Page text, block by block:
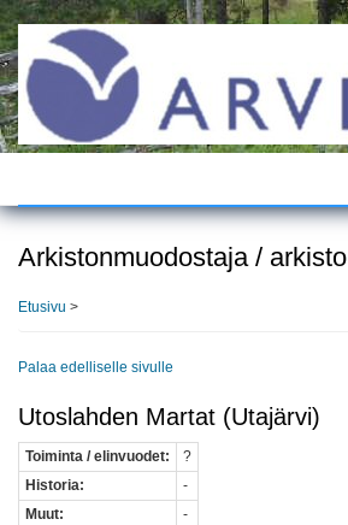
Hyppää
pääsisältöön
Arkistonmuodostaja / arkisto
Etusivu >
Palaa edelliselle sivulle
Utoslahden Martat (Utajärvi)
Toiminta / elinvuodet:
?
Historia:
-
Muut:
-